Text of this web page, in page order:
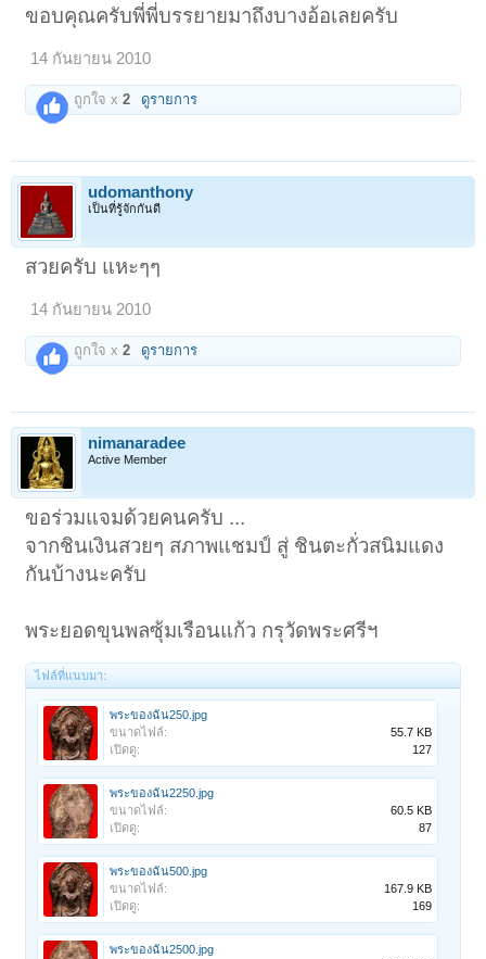
ขอบคุณครับพี่พี่บรรยายมาถึงบางอ้อเลยครับ
14 กันยายน 2010
ถูกใจ x2 ดูรายการ
udomanthony
เป็นที่รู้จักกันดี
สวยครับ แหะๆๆ
14 กันยายน 2010
ถูกใจ x2 ดูรายการ
nimanaradee
Active Member
ขอร่วมแจมด้วยคนครับ ...
จากชินเงินสวยๆ สภาพแชมป์ สู่ ชินตะกั่วสนิมแดง
กันบ้างนะครับ
พระยอดขุนพลซุ้มเรือนแก้ว กรุวัดพระศรีฯ
ไฟล์ที่แนบมา:
พระของฉัน250.jpg
ขนาดไฟล์:
55.7 KB
เปิดดู:
127
พระของฉัน2250.jpg
ขนาดไฟล์:
60.5 KB
เปิดดู:
87
พระของฉัน500.jpg
ขนาดไฟล์:
167.9 KB
เปิดดู:
169
พระของฉัน2500.jpg